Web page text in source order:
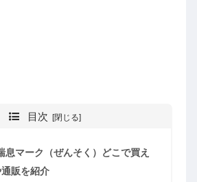
目次
息マーク（ぜんそく）どこで買え
販を紹介